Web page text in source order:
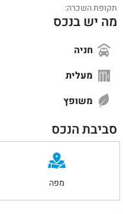
תקופת השכרה:
מה יש בנכס
חניה
מעלית
משופץ
סביבת הנכס
מפה